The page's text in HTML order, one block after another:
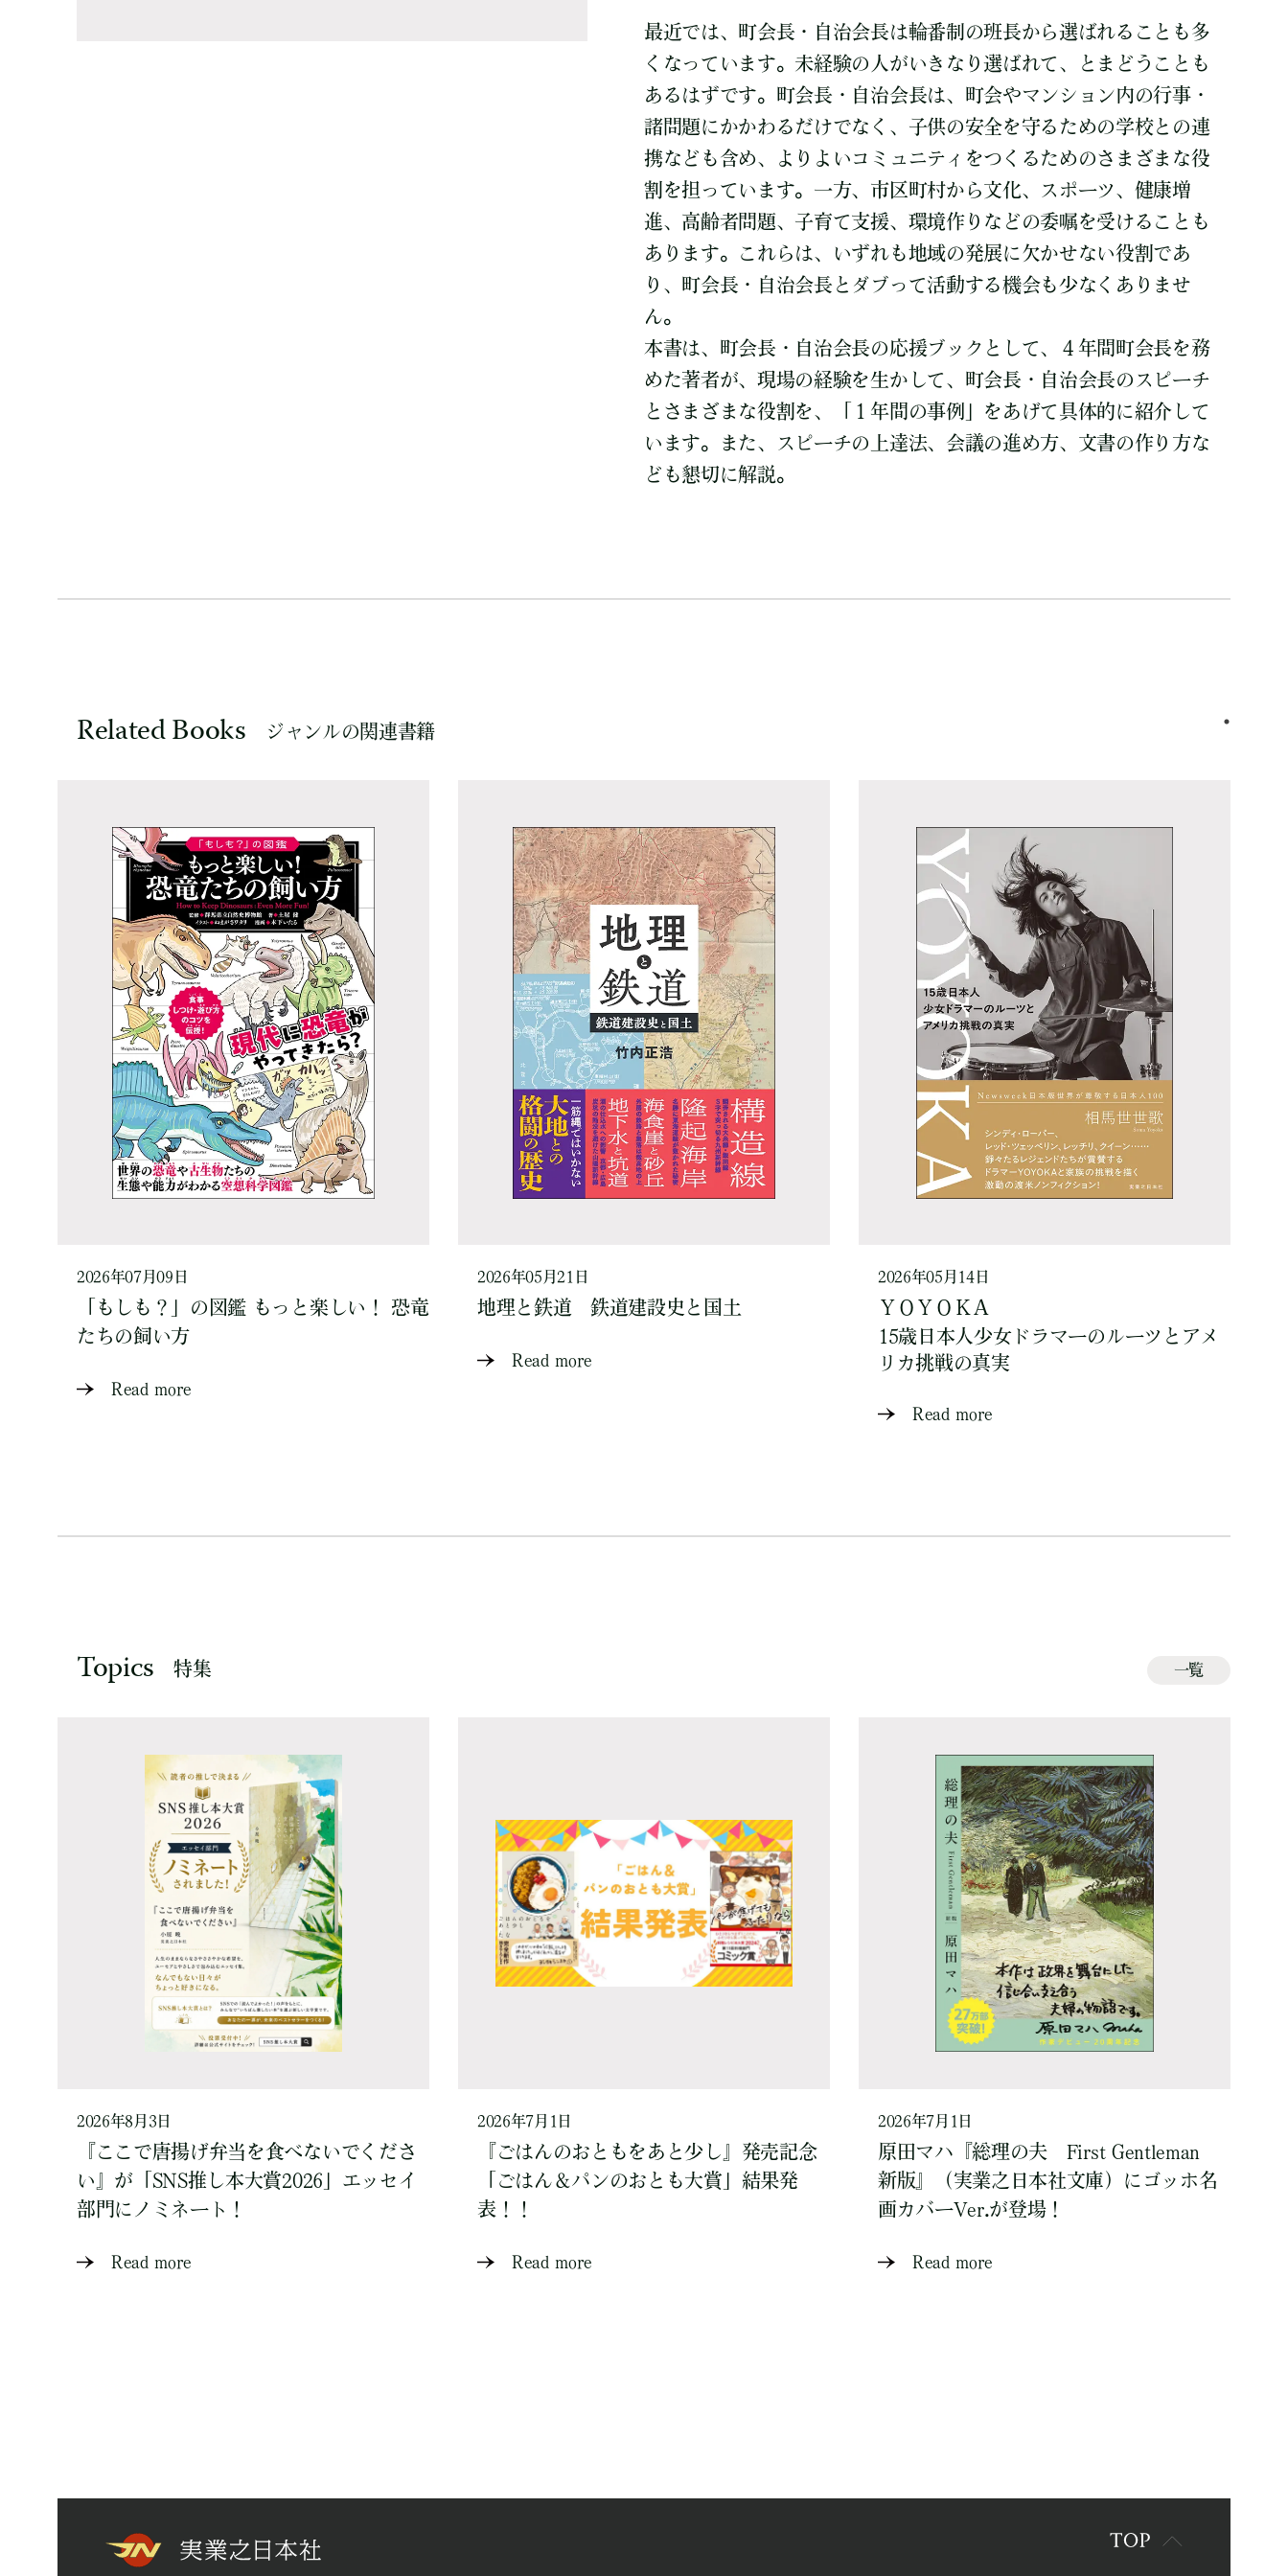
最近では、町会長・自治会長は輪番制の班長から選ばれることも多
くなっています。未経験の人がいきなり選ばれて、とまどうことも
あるはずです。町会長・自治会長は、町会やマンション内の行事・
諸問題にかかわるだけでなく、子供の安全を守るための学校との連
携なども含め、よりよいコミュニティをつくるためのさまざまな役
割を担っています。一方、市区町村から文化、スポーツ、健康増
進、高齢者問題、子育て支援、環境作りなどの委嘱を受けることも
あります。これらは、いずれも地域の発展に欠かせない役割であ
り、町会長・自治会長とダブって活動する機会も少なくありませ
ん。
本書は、町会長・自治会長の応援ブックとして、４年間町会長を務
めた著者が、現場の経験を生かして、町会長・自治会長のスピーチ
とさまざまな役割を、「１年間の事例」をあげて具体的に紹介して
います。また、スピーチの上達法、会議の進め方、文書の作り方な
ども懇切に解説。
Related Books ジャンルの関連書籍
2026年07月09日
「もしも？」の図鑑 もっと楽しい！ 恐竜
たちの飼い方
Read more
2026年05月21日
地理と鉄道 鉄道建設史と国土
Read more
2026年05月14日
ＹＯＹＯＫＡ
15歳日本人少女ドラマーのルーツとアメ
リカ挑戦の真実
Read more
Topics 特集 一覧
2026年8月3日
『ここで唐揚げ弁当を食べないでくださ
い』が「SNS推し本大賞2026」エッセイ
部門にノミネート！
Read more
2026年7月1日
『ごはんのおともをあと少し』発売記念
「ごはん＆パンのおとも大賞」結果発
表！！
Read more
2026年7月1日
原田マハ『総理の夫 First Gentleman
新版』（実業之日本社文庫）にゴッホ名
画カバーVer.が登場！
Read more